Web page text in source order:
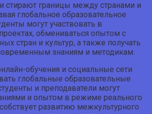
стирают границы между странами и
глобальное образовательное
могут участвовать в
обмениваться опытом с
стран и культур, а также получать
знаниям и методикам.
обучения и социальные сети
глобальные образовательные
и преподаватели могут
и опытом в режиме реального
развитию межкультурного